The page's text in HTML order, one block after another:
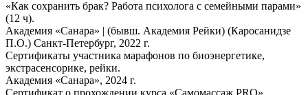
«Как сохранить брак? Работа психолога с семейными парами»
(12 ч).
Академия «Санара» | (бывш. Академия Рейки) (Каросанидзе
П.О.) Санкт-Петербург, 2022 г.
Сертификаты участника марафонов по биоэнергетике,
экстрасенсорике, рейки.
Академия «Санара», 2024 г.
Сертификат о прохождении курса «Самомассаж PRO».